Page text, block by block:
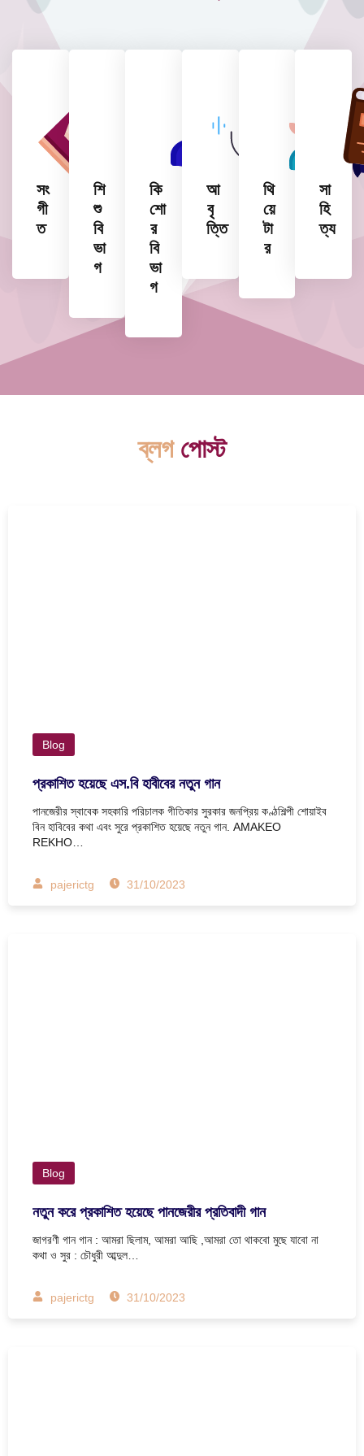
সং
গী
ত
শি
শু
বি
ভা
গ
কি
শো
র
বি
ভা
গ
আ
বৃ
ত্তি
থি
য়ে
টা
র
সা
হি
ত্য
ব্লগ পোস্ট
Blog
প্রকাশিত হয়েছে এস.বি হাবীবের নতুন গান
পানজেরীর স্বাবেক সহকারি পরিচালক গীতিকার সুরকার জনপ্রিয় কণ্ঠশিল্পী শোয়াইব
বিন হাবিবের কথা এবং সুরে প্রকাশিত হয়েছে নতুন গান. AMAKEO
REKHO…
pajerictg 31/10/2023
Blog
নতুন করে প্রকাশিত হয়েছে পানজেরীর প্রতিবাদী গান
জাগরণী গান গান : আমরা ছিলাম, আমরা আছি ,আমরা তো থাকবো মুছে যাবো না
কথা ও সুর : চৌধুরী আব্দুল…
pajerictg 31/10/2023